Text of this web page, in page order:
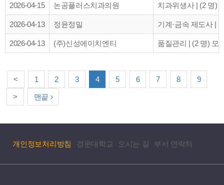
2026-04-15 논공플러스치과의원 치과위생사 | (2 명)
2026-04-13 정윤정밀 기계·금속 제도사 |
2026-04-13 (주)신성에이치엔티 품질관리 | (2 명) 모
< 1 2 3 4 5 6 7 8 9
> 맨끝 ›
개인정보처리방침 경운대학교 오시는 길 부서 연락처